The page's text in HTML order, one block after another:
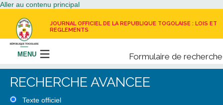
Aller au contenu principal
JOURNAL OFFICIEL DE LA REPUBLIQUE TOGOLAISE : LOIS ET
REGLEMENTS
Formulaire de recherche
Rechercher
MENU
LE JOURNAL OFFICIEL
RECHERCHE AVANCEE
Texte officiel